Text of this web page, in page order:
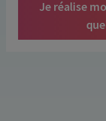
Je réalise